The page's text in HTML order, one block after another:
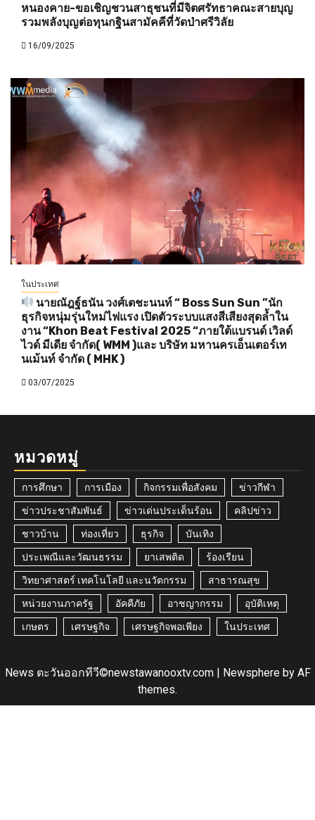
หนองคาย-ขอเชิญชวนสาธุชนที่มีจิตศรัทธาคณะสายบุญ
รวมพลังบุญต่อทุนกฐินสามัคคีที่วัดป่าศรีวิลัย
16/09/2025
ในประเทศ
นายณัฎฐ์ธนัน วงศ์เตชะนนท์ “ Boss Sun Sun ”นัก
ธุรกิจหนุ่มรุ่นใหม่ไฟแรง เปิดตัวระบบแสงสีเสียงสุดล้ำใน
งาน “Khon Beat Festival 2025 “ภายใต้แบรนด์ เวิลด์
ไวด์ มีเดีย จำกัด( WMM )และ บริษัท มหานครเอ็นเตอร์เท
นเม้นท์ จำกัด ( MHK )
03/07/2025
หมวดหมู่
การศึกษา การเมือง กิจกรรมเพื่อสังคม ข่าวกีฬา
ข่าวประชาสัมพันธ์ ข่าวเด่นประเด็นร้อน คลิปข่าว
ชาวบ้าน ท่องเที่ยว ธุรกิจ บันเทิง
ประเพณีและวัฒนธรรม ยาเสพติด ร้องเรียน
วิทยาศาสตร์ เทคโนโลยี และนวัตกรรม สาธารณสุข
หน่วยงานภาครัฐ อัคคีภัย อาชญากรรม อุบัติเหตุ
เกษตร เศรษฐกิจ เศรษฐกิจพอเพียง ในประเทศ
News ตะวันออกทีวี©newstawanooxtv.com | Newsphereby AF
themes.